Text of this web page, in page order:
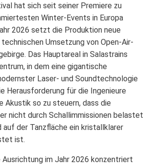
hat sich seit seiner Premiere zu
Winter-Events in Europa
2026 setzt die Produktion neue
Umsetzung von Open-Air-
Das Hauptareal in Salastrains
in dem eine gigantische
Laser- und Soundtechnologie
Herausforderung für die Ingenieure
Akustik so zu steuern, dass die
nicht durch Schallimmissionen belastet
auf der Tanzfläche ein kristallklarer
ist.
Ausrichtung im Jahr 2026 konzentriert